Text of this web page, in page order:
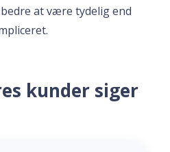
at være tydelig end
kunder siger